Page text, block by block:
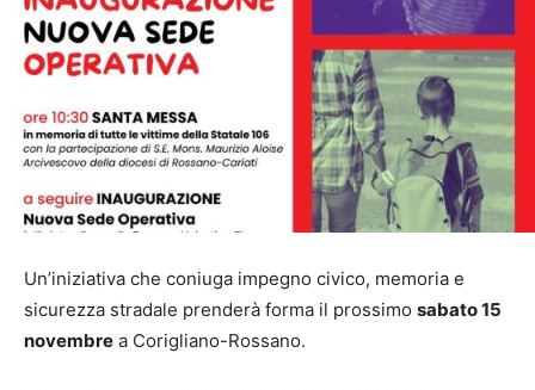
Un’iniziativa che coniuga impegno civico, memoria e
sicurezza stradale prenderà forma il prossimo sabato 15
novembre a Corigliano-Rossano.